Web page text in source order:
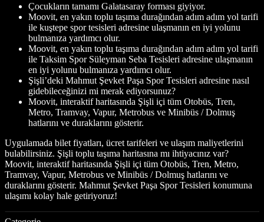
Çocukların tamamı Galatasaray forması giyiyor.
Moovit, en yakın toplu taşıma durağından adım adım yol tarifi
ile kuştepe spor tesisleri adresine ulaşmanın en iyi yolunu
bulmanıza yardımcı olur.
Moovit, en yakın toplu taşıma durağından adım adım yol tarifi
ile Taksim Spor Süleyman Seba Tesisleri adresine ulaşmanın
en iyi yolunu bulmanıza yardımcı olur.
Şişli’deki Mahmut Şevket Paşa Spor Tesisleri adresine nasıl
gidebileceğinizi mi merak ediyorsunuz?
Moovit, interaktif haritasında Şişli içi tüm Otobüs, Tren,
Metro, Tramvay, Vapur, Metrobus ve Minibüs / Dolmuş
hatlarını ve duraklarını gösterir.
Uygulamada bilet fiyatları, ücret tarifeleri ve ulaşım maliyetlerini
bulabilirsiniz. Şişli toplu taşıma haritasına mı ihtiyacınız var?
Moovit, interaktif haritasında Şişli içi tüm Otobüs, Tren, Metro,
Tramvay, Vapur, Metrobus ve Minibüs / Dolmuş hatlarını ve
duraklarını gösterir. Mahmut Şevket Paşa Spor Tesisleri konumuna
ulaşımı kolay hale getiriyoruz!